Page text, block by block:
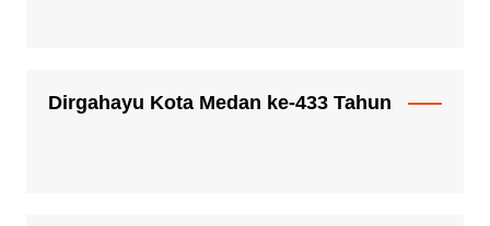
Dirgahayu Kota Medan ke-433 Tahun